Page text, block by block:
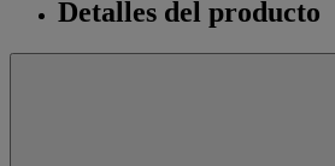
Detalles del producto